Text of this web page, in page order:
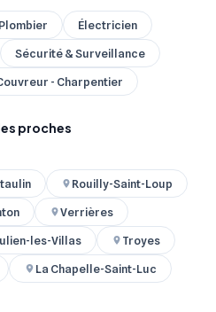
Plombier
Électricien
Sécurité & Surveillance
- Charpentier
proches
Rouilly-Saint-Loup
Verrières
les-Villas
Troyes
La Chapelle-Saint-Luc